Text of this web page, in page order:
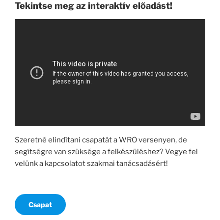
Tekintse meg az interaktív előadást!
Szeretné elindítani csapatát a WRO versenyen, de
segítségre van szüksége a felkészüléshez? Vegye fel
velünk a kapcsolatot szakmai tanácsadásért!
Csapat